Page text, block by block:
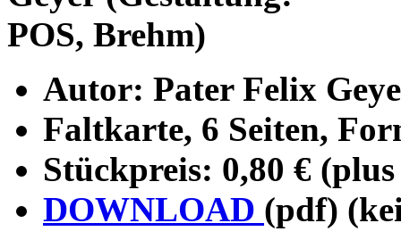
Autor: Pater Felix
Faltkarte, 6 Seiten,
Stückpreis: 0,80 €
DOWNLOAD (pdf)